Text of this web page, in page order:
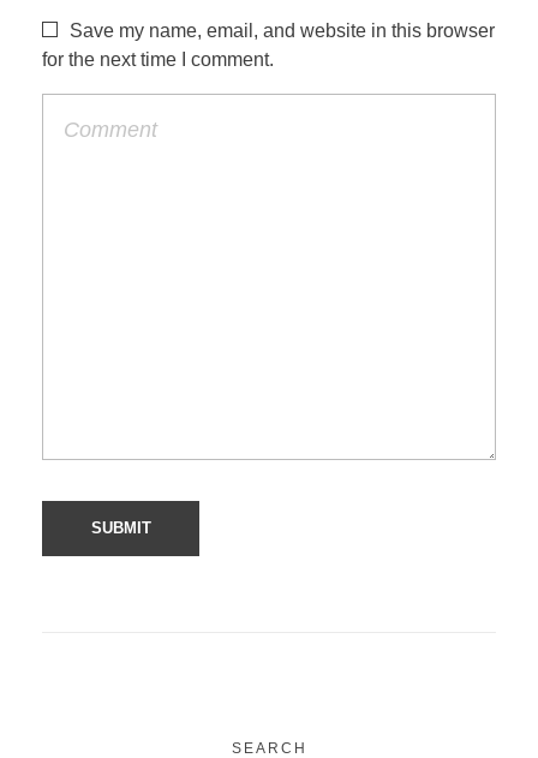
Save my name, email, and website in this browser
for the next time I comment.
SEARCH